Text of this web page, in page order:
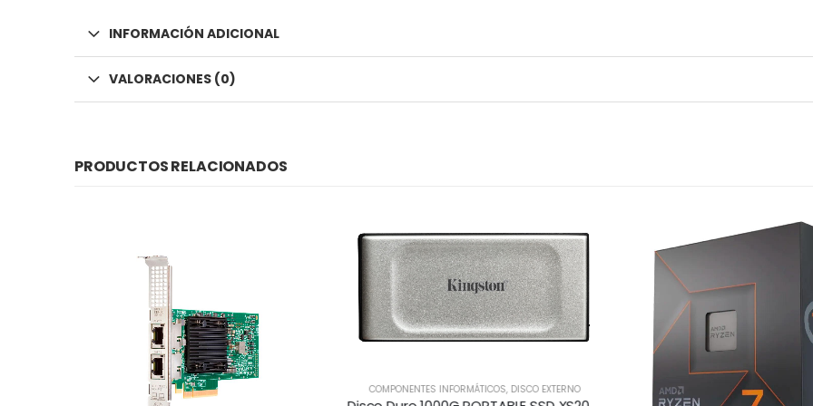
INFORMACIÓN ADICIONAL
VALORACIONES (0)
PRODUCTOS RELACIONADOS
COMPONENTES INFORMÁTICOS, DISCO EXTERNO